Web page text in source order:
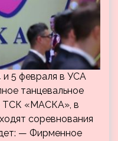
5 февраля в УСА
танцевальное
ТСК «МАСКА», в
соревнования
— Фирменное